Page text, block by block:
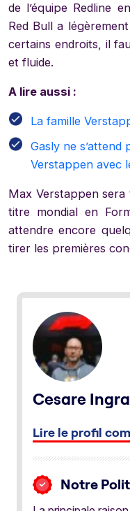
de l’équipe Redline
Red Bull a
certains endroits, il
et fluide.
A lire aussi :
La famille
Gasly ne
Verstappen avec
Max Verstappen
titre mondial en
attendre encore
tirer les premières
Cesare
Lire le profil
Notre